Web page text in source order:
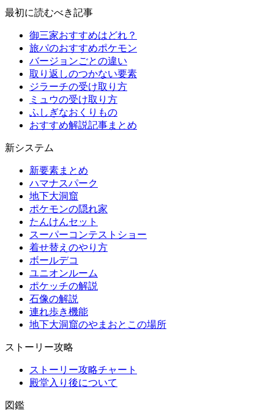
最初に読むべき記事
御三家おすすめはどれ？
旅パのおすすめポケモン
バージョンごとの違い
取り返しのつかない要素
ジラーチの受け取り方
ミュウの受け取り方
ふしぎなおくりもの
おすすめ解説記事まとめ
新システム
新要素まとめ
ハマナスパーク
地下大洞窟
ポケモンの隠れ家
たんけんセット
スーパーコンテストショー
着せ替えのやり方
ボールデコ
ユニオンルーム
ポケッチの解説
石像の解説
連れ歩き機能
地下大洞窟のやまおとこの場所
ストーリー攻略
ストーリー攻略チャート
殿堂入り後について
図鑑